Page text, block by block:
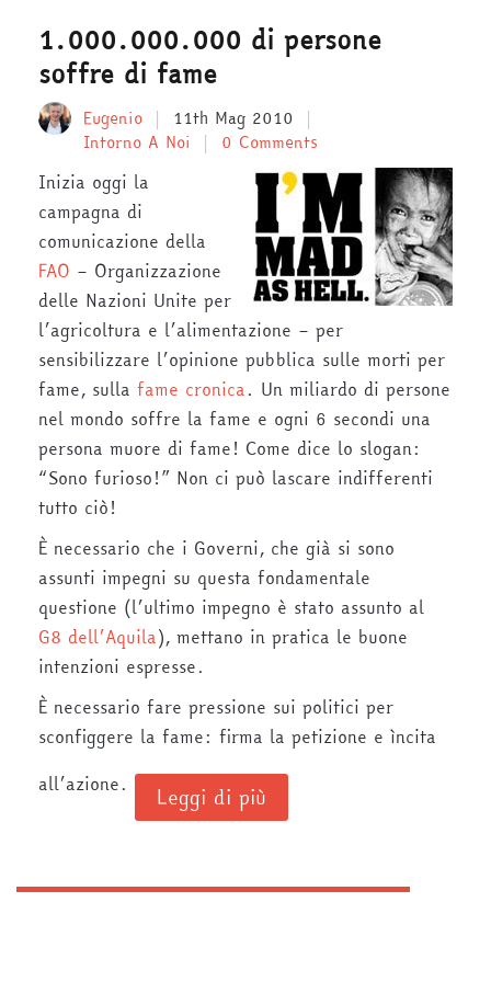
1.000.000.000 di persone
soffre di fame
Eugenio
11th Mag 2010
Intorno A Noi
0 Comments
Inizia oggi la
campagna di
comunicazione della
FAO – Organizzazione
delle Nazioni Unite per
l’agricoltura e l’alimentazione – per
sensibilizzare l’opinione pubblica sulle morti per
fame, sulla fame cronica. Un miliardo di persone
nel mondo soffre la fame e ogni 6 secondi una
persona muore di fame! Come dice lo slogan:
“Sono furioso!” Non ci può lascare indifferenti
tutto ciò!
È necessario che i Governi, che già si sono
assunti impegni su questa fondamentale
questione (l’ultimo impegno è stato assunto al
G8 dell’Aquila), mettano in pratica le buone
intenzioni espresse.
È necessario fare pressione sui politici per
sconfiggere la fame: firma la petizione e ìncita
all’azione.
Leggi di più